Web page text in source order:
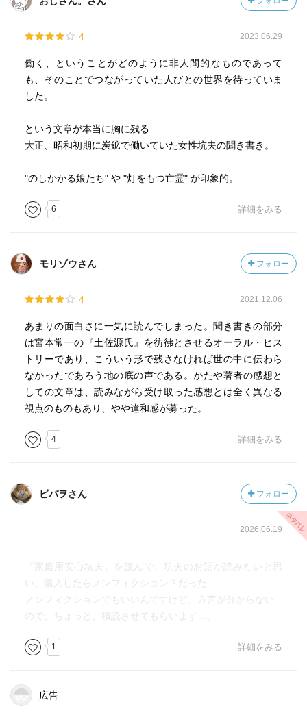
谷川雁とは大正炭鉱争議終結までパートナー……内
（谷川雁といえば吉本隆明の文脈で目にした名前。）
しい。
一番通じているのは、石牟礼道子
「苦海浄土ーわが水俣病」１９６９年は、同時期。
というか石牟礼道子は同じ同人誌に参加しており、本書の
この人々は互いに関連づけながら読み深めていきたい。
「書かない人」の「声なき声」を掬い上げる人々。
脱線するが、なんと矢川澄子が澁澤龍彦と別れるときに関
係を持っていたのが、森崎と別れて東京に出てきていた谷
結局離婚にまつわるゴタゴタで、再婚も子を作ることもな
に転居（＠信州は長野の黒姫山麓）したのだとか……興味
YouTubeで各種ラジオ、動画を参照した。どれも聞きごた
・にっぽんの子守唄～出稼ぎの女たち（F面）
（ドキュメンタリー音声。２６分。森崎和江だけでなく、
そもそも貴重なシリーズ。語りの迫力！）
v=Wx727SeSddU&list=WL&index=76
・ラジオドラマ 海鳴り
（１９７８年。４９分。大竹しのぶ。「うちなー」（沖
縄）から「ないちゅ」（東京）へ移り住む若い男女。「や
はなく「ぶーさーしっ」。男は一時帰郷、女は東北、下北
半島へ。捨て子だったという老婆と話す。沖縄、東京、東
北の言葉が入り混じる。）
https://www.youtube.com/watch?v=oP1rDAT0D80&t=2s
（１９９４年。６２分。おばあちゃん、人間はいつ滅びる
った罪悪感。こんな世界で、子供を産むなんてことができ
駕する程の’信念’と’プライド’。
・ほぼ全員が語っているが、男らよりも女たちの方がせっ
せと働いた。男は掘るだけ掘って時間になったらさっさと
仕事を切り上げてしまう。女たちは掘り出した石炭を全て
達がこなす。生活費を稼ぐ為に日に何度も地下に入る。月
経中や妊娠中や産後すぐなどの禁忌とされている時期であ
はしなかった。それは’人間の意思’の方が’神秘’よりも強いが
・働くことが’存在意義’に昇華し、夫や父や相棒の男らとも
対等の立場であった。それは男性から見た場合も同様であ
る風潮があった。
・国際労働条約の定めにより鉱山における女性の坑内作業
あたりがよくわからない。
これにより、’存在意義’をぽっかり喪失した女坑夫は「じぶ
んにぴったりする物はどうせない」(p33)、「心が宙吊りに
なったまま」(p299)といった塩梅で『まっくら』な坑道を
心が彷徨い続けている。
他にもこんな風に、外様からの、言ってみれば余計なお節
のはあるのだろうか。
『坑夫』が一際特殊な職なのだろうか。
〈のしかかる娘たち〉の話が特に面白かった。凄惨な場面
もカラリとした語り口で聴かせる。
2022.5.21
4 2023.06.29
働く、ということがどのように非人間的なものであって
も、そのことでつながっていた人びとの世界を待っていま
した。
という文章が本当に胸に残る…
大正、昭和初期に炭鉱で働いていた女性坑夫の聞き書き。
"のしかかる娘たち" や "灯をもつ亡霊" が印象的。
6 詳細をみる
モリゾウさん フォロー
4 2021.12.06
あまりの面白さに一気に読んでしまった。聞き書きの部分
は宮本常一の『土佐源氏』を彷彿とさせるオーラル・ヒス
トリーであり、こういう形で残さなければ世の中に伝わら
なかったであろう地の底の声である。かたや著者の感想と
しての文章は、読みながら受け取った感想とは全く異なる
視点のものもあり、やや違和感が募った。
4 詳細をみる
ビバヲさん フォロー
2026.06.19
『家庭用安心坑夫』を読んで、坑夫のお話が読みたいと思
い、購入したらノンフィクション？だった
ノンフィクションでもいいんですけど、方言が分からない
ので、ちょっと、積読させてもらいます…。
1 詳細をみる
広告